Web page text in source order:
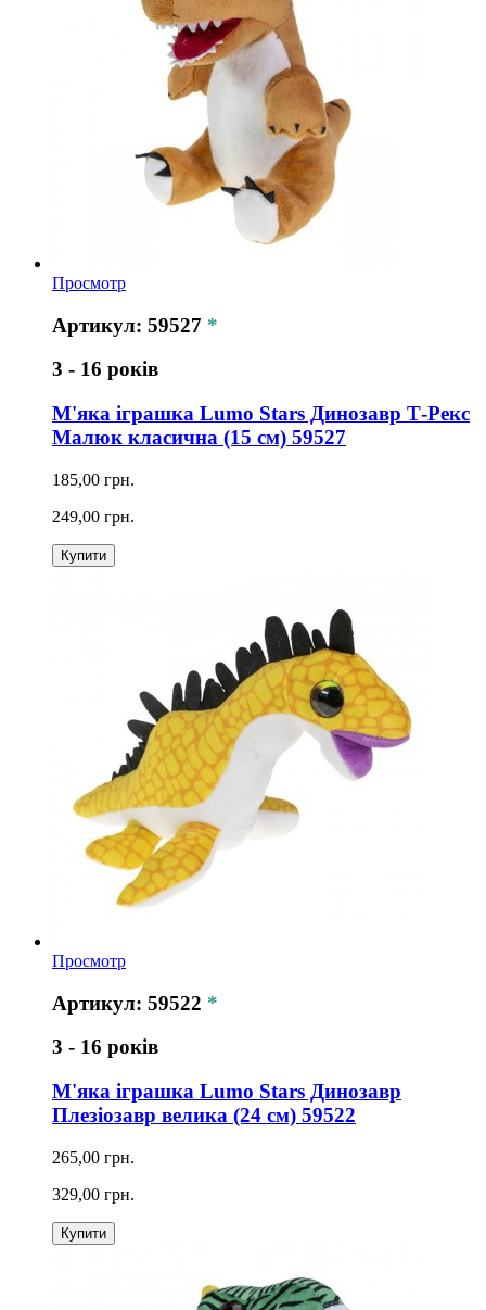
Просмотр
Артикул: 59527 *
3 - 16 років
М'яка іграшка Lumo Stars Динозавр Т-Рекс
Малюк класична (15 см) 59527
185,00 грн.
249,00 грн.
Купити
Просмотр
Артикул: 59522 *
3 - 16 років
М'яка іграшка Lumo Stars Динозавр
Плезіозавр велика (24 см) 59522
265,00 грн.
329,00 грн.
Купити